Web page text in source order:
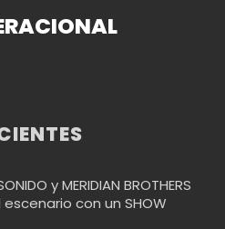
y MERIDIAN BROTHERS
escenario con un SHOW